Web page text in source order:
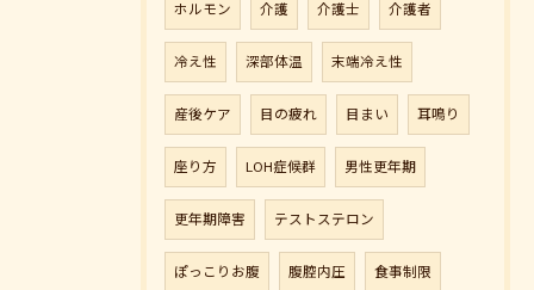
ホルモン 介護 介護士 介護者
冷え性 深部体温 末端冷え性
産後ケア 目の疲れ 目まい 耳鳴り
座り方 LOH症候群 男性更年期
更年期障害 テストステロン
ぽっこりお腹 腹腔内圧 食事制限